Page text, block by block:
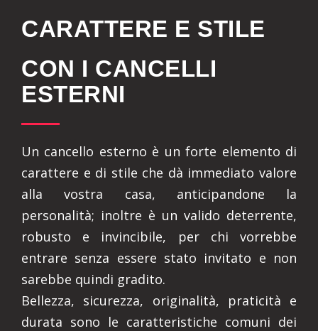
CARATTERE E STILE
CON I CANCELLI
ESTERNI
Un cancello esterno è un forte elemento di
carattere e di stile che dà immediato valore
alla vostra casa, anticipandone la
personalità; inoltre è un valido deterrente,
robusto e invincibile, per chi vorrebbe
entrare senza essere stato invitato e non
sarebbe quindi gradito.
Bellezza, sicurezza, originalità, praticità e
durata sono le caratteristiche comuni dei